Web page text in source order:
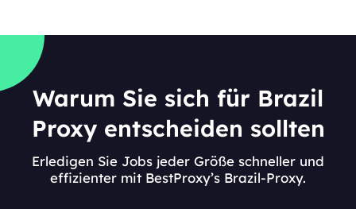
Warum Sie sich für Brazil
Proxy entscheiden sollten
Erledigen Sie Jobs jeder Größe schneller und
effizienter mit BestProxy’s Brazil-Proxy.